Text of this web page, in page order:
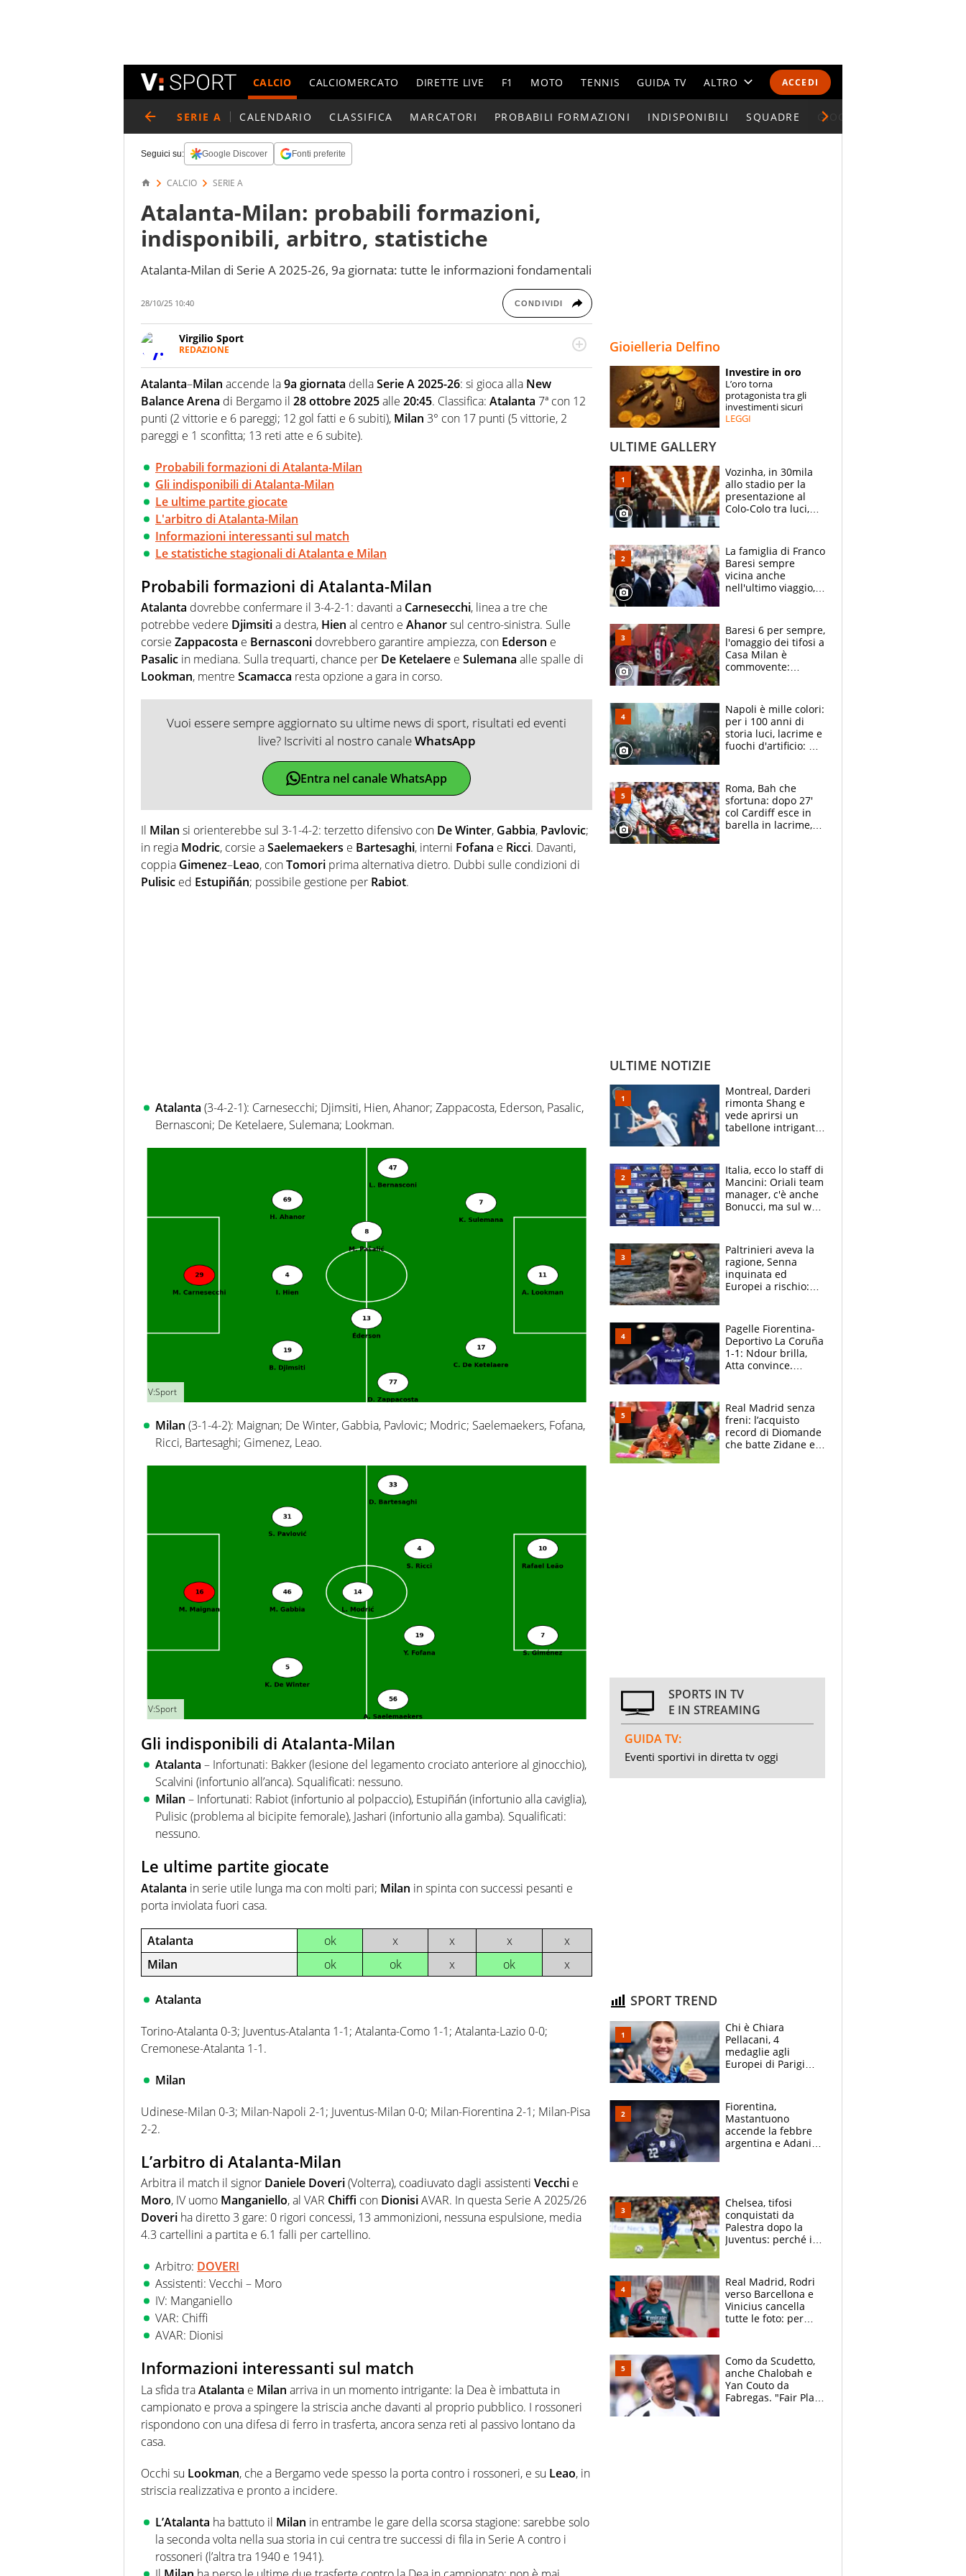
ACCEDI
CALCIO CALCIOMERCATO DIRETTE LIVE F1 MOTO TENNIS GUIDA TV ALTRO
CALENDARI E CLASSIFICHE
ESPERTI
CONTATTI
SERIE A CALENDARIO CLASSIFICA MARCATORI PROBABILI FORMAZIONI INDISPONIBILI SQUADRE GIOCATORI SERIE A
Seguici su: Google Discover Fonti preferite
CALCIO SERIE A
Atalanta-Milan: probabili formazioni,
indisponibili, arbitro, statistiche
Atalanta-Milan di Serie A 2025-26, 9a giornata: tutte le informazioni fondamentali
28/10/25 10:40 CONDIVIDI
Virgilio Sport
REDAZIONE
sport. Calcio, calciomercato, F1, Motomondiale ma anche tennis, volley, basket: su
Virgilio Sport i tifosi e gli appassionati sanno che troveranno sempre copertura
completa e zero faziosità. La squadra di Virgilio Sport è formata da giornalisti ed
esperti di sport abili sia nel gioco di rimessa quando intercettano le notizie e le
rilanciano verso la rete, sia nella costruzione dal basso quando creano contenuti
100% originali ed esclusivi.
Atalanta–Milan accende la9a giornata dellaSerie A 2025-26: si gioca alla New
Balance Arena di Bergamo il 28 ottobre 2025alle 20:45. Classifica: Atalanta 7ª con 12
punti (2 vittorie e 6 pareggi; 12 gol fatti e 6 subiti), Milan 3° con 17 punti (5 vittorie, 2
pareggi e 1 sconfitta; 13 reti atte e 6 subite).
Probabili formazioni di Atalanta-Milan
Gli indisponibili di Atalanta-Milan
Le ultime partite giocate
L'arbitro di Atalanta-Milan
Informazioni interessanti sul match
Le statistiche stagionali di Atalanta e Milan
Probabili formazioni di Atalanta-Milan
Atalanta dovrebbe confermare il 3-4-2-1: davanti a Carnesecchi, linea a tre che
potrebbe vedere Djimsitia destra, Hien al centro e Ahanorsul centro-sinistra. Sulle
corsie Zappacosta e Bernasconi dovrebbero garantire ampiezza, con Ederson e
Pasalic in mediana. Sulla trequarti, chance per De Ketelaere e Sulemana alle spalle di
Lookman, mentre Scamacca resta opzione a gara in corso.
Vuoi essere sempre aggiornato su ultime news di sport, risultati ed eventi
live? Iscriviti al nostro canaleWhatsApp
Entra nel canale WhatsApp
Il Milan si orienterebbe sul 3-1-4-2: terzetto difensivo con De Winter, Gabbia, Pavlovic;
in regia Modric, corsie aSaelemaekers e Bartesaghi, interni Fofana e Ricci. Davanti,
coppia Gimenez–Leao, conTomori prima alternativa dietro. Dubbi sulle condizioni di
Pulisic ed Estupiñán; possibile gestione per Rabiot.
Atalanta (3-4-2-1): Carnesecchi; Djimsiti, Hien, Ahanor; Zappacosta, Ederson, Pasalic,
Bernasconi; De Ketelaere, Sulemana; Lookman.
V:Sport
Milan (3-1-4-2): Maignan; De Winter, Gabbia, Pavlovic; Modric; Saelemaekers, Fofana,
Ricci, Bartesaghi; Gimenez, Leao.
V:Sport
Gli indisponibili di Atalanta-Milan
Atalanta – Infortunati: Bakker (lesione del legamento crociato anteriore al ginocchio),
Scalvini (infortunio all’anca). Squalificati: nessuno.
Milan – Infortunati: Rabiot (infortunio al polpaccio), Estupiñán (infortunio alla caviglia),
Pulisic (problema al bicipite femorale), Jashari (infortunio alla gamba). Squalificati:
nessuno.
Le ultime partite giocate
Atalanta in serie utile lunga ma con molti pari; Milan in spinta con successi pesanti e
porta inviolata fuori casa.
Atalanta ok x x x
x
Milan
ok ok x ok x
Atalanta
Torino-Atalanta 0-3; Juventus-Atalanta 1-1; Atalanta-Como 1-1; Atalanta-Lazio 0-0;
Cremonese-Atalanta 1-1.
Milan
Udinese-Milan 0-3; Milan-Napoli 2-1; Juventus-Milan 0-0; Milan-Fiorentina 2-1; Milan-Pisa
2-2.
L’arbitro di Atalanta-Milan
Arbitra il match il signor Daniele Doveri(Volterra), coadiuvato dagli assistenti Vecchi e
Moro, IV uomo Manganiello, al VAR Chiffi con DionisiAVAR. In questa Serie A 2025/26
Doveri ha diretto 3 gare: 0 rigori concessi, 13 ammonizioni, nessuna espulsione, media
4.3 cartellini a partita e 6.1 falli per cartellino.
Arbitro: DOVERI
Assistenti: Vecchi – Moro
IV: Manganiello
VAR: Chiffi
AVAR: Dionisi
Informazioni interessanti sul match
La sfida traAtalanta e Milan arriva in un momento intrigante: la Dea è imbattuta in
campionato e prova a spingere la striscia anche davanti al proprio pubblico. I rossoneri
rispondono con una difesa di ferro in trasferta, ancora senza reti al passivo lontano da
casa.
Occhi su Lookman, che a Bergamo vede spesso la porta contro i rossoneri, e su Leao, in
striscia realizzativa e pronto a incidere.
L’Atalanta ha battuto il Milan in entrambe le gare della scorsa stagione: sarebbe solo
la seconda volta nella sua storia in cui centra tre successi di fila in Serie A contro i
rossoneri (l’altra tra 1940 e 1941).
Gioielleria Delfino
Investire in oro
L’oro torna
protagonista tra gli
investimenti sicuri
LEGGI
ULTIME GALLERY
Vozinha, in 30mila
allo stadio per la
presentazione al
Colo-Colo tra luci,
La famiglia di Franco
Baresi sempre
vicina anche
nell'ultimo viaggio,
circondati
dall'affetto dei tifosi
Baresi 6 per sempre,
l'omaggio dei tifosi a
Casa Milan è
commovente:
bigliettini
Napoli è mille colori:
per i 100 anni di
storia luci, lacrime e
fuochi d'artificio: De
Roma, Bah che
sfortuna: dopo 27'
col Cardiff esce in
barella in lacrime,
ULTIME NOTIZIE
Montreal, Darderi
rimonta Shang e
vede aprirsi un
tabellone intrigante:
felice del mio livello"
Italia, ecco lo staff di
Mancini: Oriali team
manager, c'è anche
Bonucci, ma sul web
Paltrinieri aveva la
ragione, Senna
inquinata ed
Europei a rischio:
adesso
Pagelle Fiorentina-
Deportivo La Coruña
1-1: Ndour brilla,
Atta convince.
Real Madrid senza
freni: l’acquisto
record di Diomande
che batte Zidane e
SPORTS IN TV
E IN STREAMING
GUIDA TV:
Eventi sportivi in diretta tv oggi
SPORT TREND
Chi è Chiara
Pellacani, 4
medaglie agli
Europei di Parigi
giornalista, mamma
insegnante e il
fratello calciatore
Fiorentina,
Mastantuono
accende la febbre
argentina e Adani
Chelsea, tifosi
conquistati da
Palestra dopo la
Juventus: perché i
Real Madrid, Rodri
verso Barcellona e
Vinicius cancella
tutte le foto: per
Como da Scudetto,
anche Chalobah e
Yan Couto da
Fabregas. "Fair Play